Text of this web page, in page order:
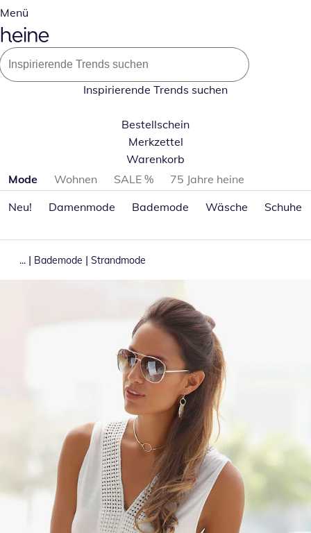
Menü
Inspirierende Trends suchen
Bestellschein
Merkzettel
Warenkorb
Produktkategorien überspringen
Mode Wohnen SALE %
75 Jahre heine
Neu!
Damenmode Bademode Wäsche Schuhe
... | Bademode | Strandmode